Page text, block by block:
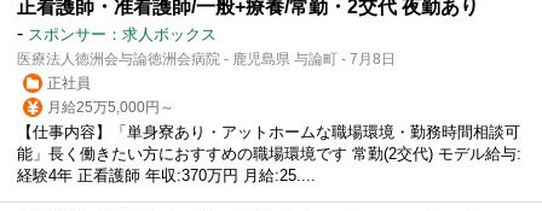
正看護師・准看護師/一般+療養/常勤・2交代 夜勤あり
- スポンサー：求人ボックス
医療法人徳洲会与論徳洲会病院 - 鹿児島県 与論町 - 7月8日
正社員
月給25万5,000円～
【仕事内容】「単身寮あり・アットホームな職場環境・勤務時間相談可
能」長く働きたい方におすすめの職場環境です 常勤(2交代) モデル給与:
経験4年 正看護師 年収:370万円 月給:25....